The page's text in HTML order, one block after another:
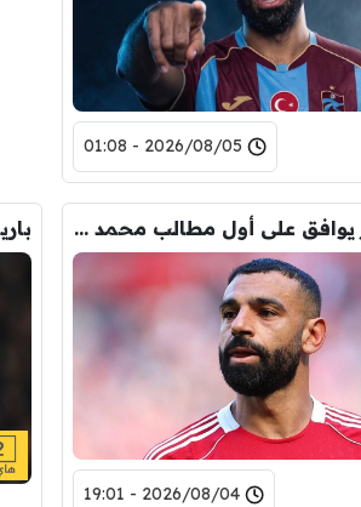
2026/08/05 - 01:08
طرابزون سبور يوافق على أول مطالب محمد صلاح
2026/08/04 - 19:01